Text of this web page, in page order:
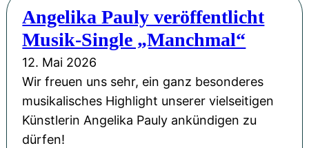
i
n
M
ü
l
l
e
n
s
p
i
e
l
c
k
e
,
d
i
Angelika Pauly veröffentlicht
Musik-Single „Manchmal“
12. Mai 2026
Wir freuen uns sehr, ein ganz besonderes
musikalisches Highlight unserer vielseitigen
Künstlerin Angelika Pauly ankündigen zu
dürfen!